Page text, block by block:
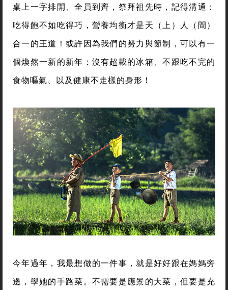
桌上一字排開、全員到齊，祭拜祖先時，記得溝通：
吃得飽不如吃得巧，營養均衡才是天（上）人（間）
合一的王道！或許因為我們的努力與節制，可以有一
個煥然一新的新年：沒有超載的冰箱、不跟吃不完的
食物嘔氣、以及健康不走樣的身形！
今年過年，我最想做的一件事，就是好好跟在媽媽旁
邊，學她的手路菜。不需要是應景的大菜，但要是充